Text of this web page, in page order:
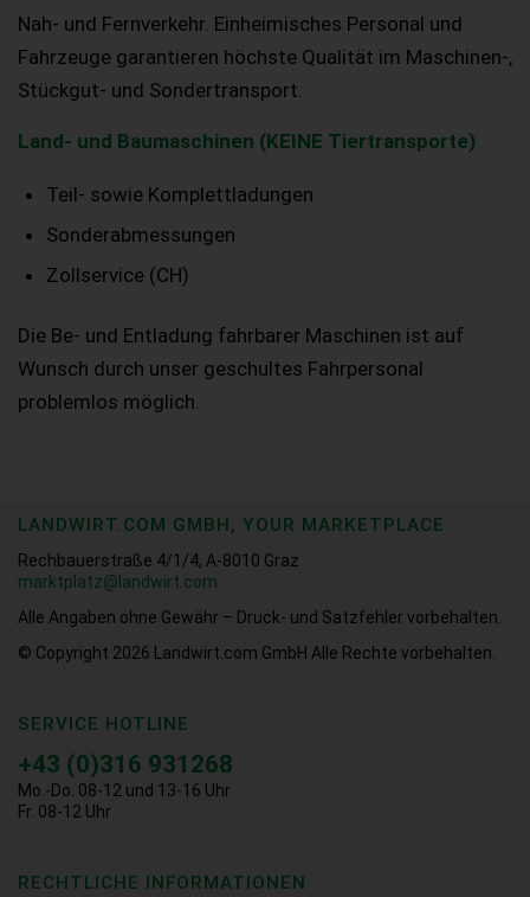
Nah- und Fernverkehr. Einheimisches Personal und
Fahrzeuge garantieren höchste Qualität im Maschinen-,
Stückgut- und Sondertransport.
Land- und Baumaschinen (KEINE Tiertransporte)
Teil- sowie Komplettladungen
Sonderabmessungen
Zollservice (CH)
Die Be- und Entladung fahrbarer Maschinen ist auf
Wunsch durch unser geschultes Fahrpersonal
problemlos möglich.
LANDWIRT.COM GMBH, YOUR MARKETPLACE
Rechbauerstraße 4/1/4, A-8010 Graz
marktplatz@landwirt.com
Alle Angaben ohne Gewähr – Druck- und Satzfehler vorbehalten.
© Copyright 2026
Landwirt.com GmbH Alle Rechte vorbehalten.
SERVICE HOTLINE
+43 (0)316 931268
Mo.-Do. 08-12 und 13-16 Uhr
Fr. 08-12 Uhr
RECHTLICHE INFORMATIONEN